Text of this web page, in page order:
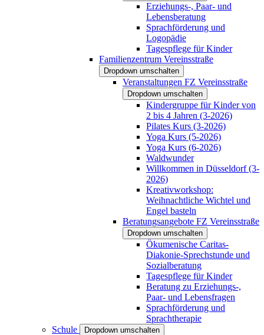
Erziehungs-, Paar- und
Lebensberatung
Sprachförderung und
Logopädie
Tagespflege für Kinder
Familienzentrum Vereinsstraße
Dropdown umschalten
Veranstaltungen FZ Vereinsstraße
Dropdown umschalten
Kindergruppe für Kinder von
2 bis 4 Jahren (3-2026)
Pilates Kurs (3-2026)
Yoga Kurs (5-2026)
Yoga Kurs (6-2026)
Waldwunder
Willkommen in Düsseldorf (3-
2026)
Kreativworkshop:
Weihnachtliche Wichtel und
Engel basteln
Beratungsangebote FZ Vereinsstraße
Dropdown umschalten
Ökumenische Caritas-
Diakonie-Sprechstunde und
Sozialberatung
Tagespflege für Kinder
Beratung zu Erziehungs-,
Paar- und Lebensfragen
Sprachförderung und
Sprachtherapie
Schule
Dropdown umschalten